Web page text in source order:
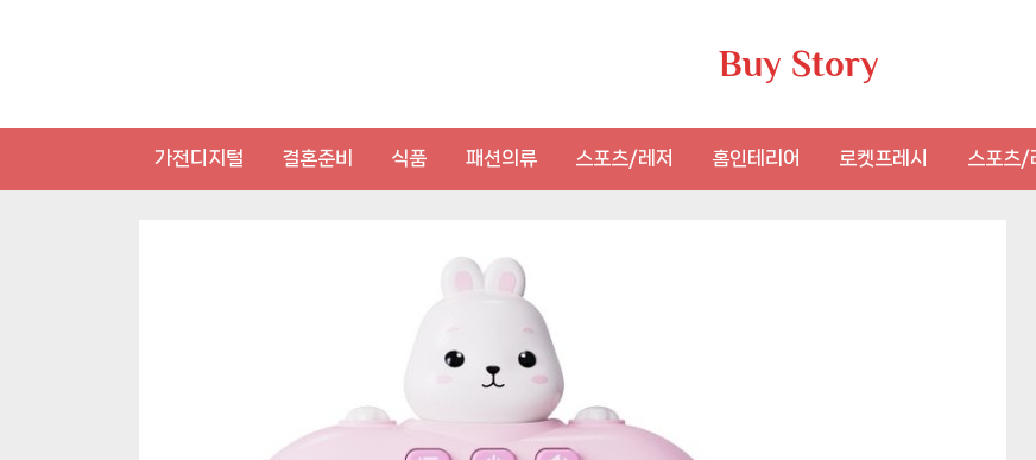
Buy Story
가전디지털 결혼준비 식품 패션의류 스포츠/레저 홈인테리어 로켓프레시 스포츠/